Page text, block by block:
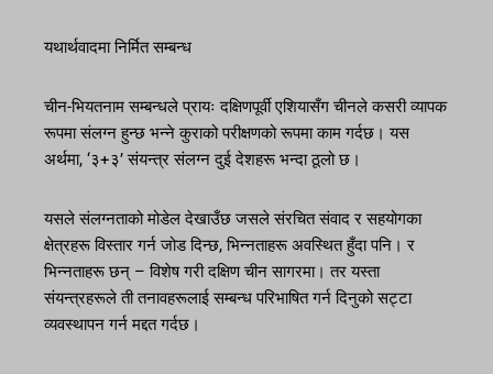
यथार्थवादमा निर्मित सम्बन्ध
चीन-भियतनाम सम्बन्धले प्रायः दक्षिणपूर्वी एशियासँग चीनले कसरी व्यापक
रूपमा संलग्न हुन्छ भन्ने कुराको परीक्षणको रूपमा काम गर्दछ। यस
अर्थमा, ‘३+३’ संयन्त्र संलग्न दुई देशहरू भन्दा ठूलो छ।
यसले संलग्नताको मोडेल देखाउँछ जसले संरचित संवाद र सहयोगका
क्षेत्रहरू विस्तार गर्न जोड दिन्छ, भिन्नताहरू अवस्थित हुँदा पनि। र
भिन्नताहरू छन् – विशेष गरी दक्षिण चीन सागरमा। तर यस्ता
संयन्त्रहरूले ती तनावहरूलाई सम्बन्ध परिभाषित गर्न दिनुको सट्टा
व्यवस्थापन गर्न मद्दत गर्दछ।